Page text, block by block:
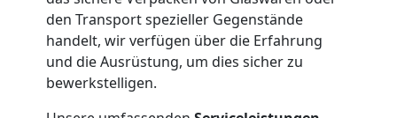
den Transport spezieller Gegenstände
handelt, wir verfügen über die Erfahrung
und die Ausrüstung, um dies sicher zu
bewerkstelligen.
Wolfsberg